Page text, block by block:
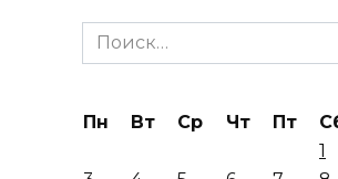
Search
for:
Пн Вт Ср Чт Пт
1